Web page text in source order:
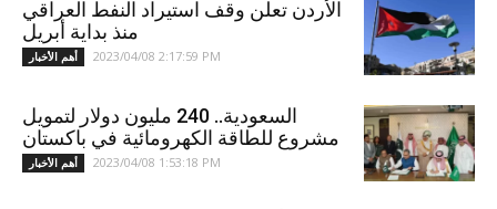
الأردن تعلن وقف استيراد النفط العراقي
منذ بداية أبريل
أهم الأخبار 2023/04/08 2:17:59 PM
السعودية.. 240 مليون دولار لتمويل
مشروع للطاقة الكهرومائية في باكستان
أهم الأخبار 2023/04/08 1:53:18 PM